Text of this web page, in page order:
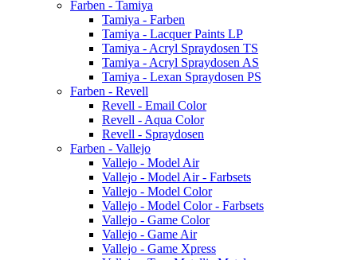
Farben - Tamiya
Tamiya - Farben
Tamiya - Lacquer Paints LP
Tamiya - Acryl Spraydosen TS
Tamiya - Acryl Spraydosen AS
Tamiya - Lexan Spraydosen PS
Farben - Revell
Revell - Email Color
Revell - Aqua Color
Revell - Spraydosen
Farben - Vallejo
Vallejo - Model Air
Vallejo - Model Air - Farbsets
Vallejo - Model Color
Vallejo - Model Color - Farbsets
Vallejo - Game Color
Vallejo - Game Air
Vallejo - Game Xpress